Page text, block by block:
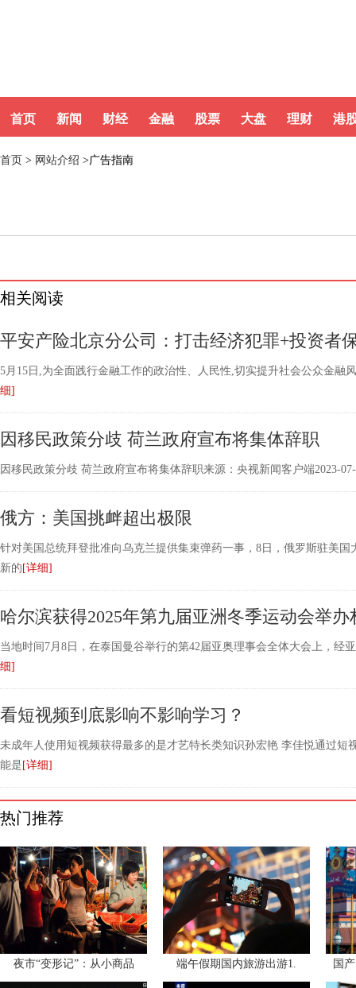
首页 新闻 财经 金融 股票 大盘 理财 港
首页 > 网站介绍 >广告指南
相关阅读
平安产险北京分公司：打击经济犯罪+投资者
5月15日,为全面践行金融工作的政治性、人民性,切实提升社会公众金融
细]
因移民政策分歧 荷兰政府宣布将集体辞职
因移民政策分歧 荷兰政府宣布将集体辞职来源：央视新闻客户端2023-
俄方：美国挑衅超出极限
针对美国总统拜登批准向乌克兰提供集束弹药一事，8日，俄罗斯驻美
新的 [详细]
哈尔滨获得2025年第九届亚洲冬季运动会举办
当地时间7月8日，在泰国曼谷举行的第42届亚奥理事会全体大会上，经
细]
看短视频到底影响不影响学习？
未成年人使用短视频获得最多的是才艺特长类知识孙宏艳 李佳悦通过
能是 [详细]
热门推荐
夜市“变形记”：从小商品 端午假期国内旅游出游1. 国